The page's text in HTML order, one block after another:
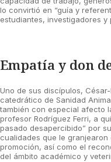
lo convirtió en “guía y
estudiantes, investigadores y
Empatía y don
Uno de sus discípulos,
catedrático de Sanidad
también con especial afecto
profesor Rodríguez Ferri, a
pasado desapercibido” por
cualidades que le
promoción, así como el
del ámbito académico y